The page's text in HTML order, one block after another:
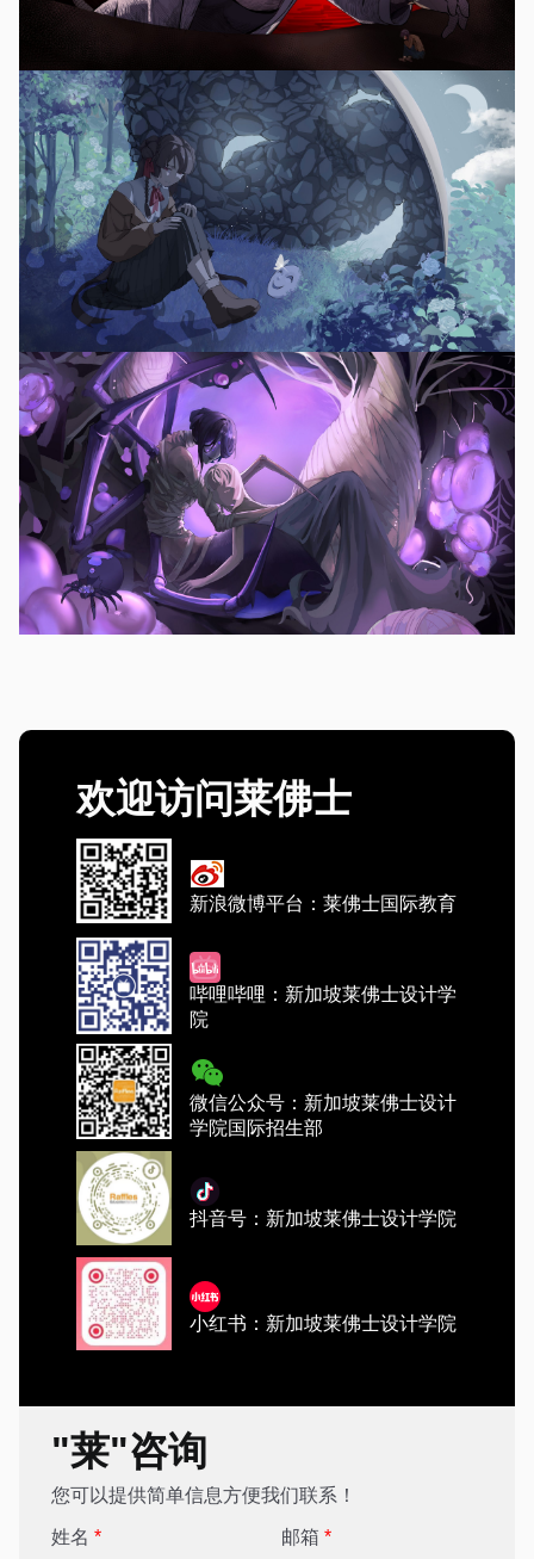
欢迎访问莱佛士
新浪微博平台：莱佛士国际教育
哔哩哔哩：新加坡莱佛士设计学
院
微信公众号：新加坡莱佛士设计
学院国际招生部
抖音号：新加坡莱佛士设计学院
小红书：新加坡莱佛士设计学院
"莱"咨询
您可以提供简单信息方便我们联系！
姓名 * 邮箱 *